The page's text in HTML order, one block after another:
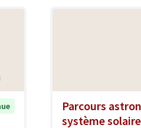
Parcours
système solaire